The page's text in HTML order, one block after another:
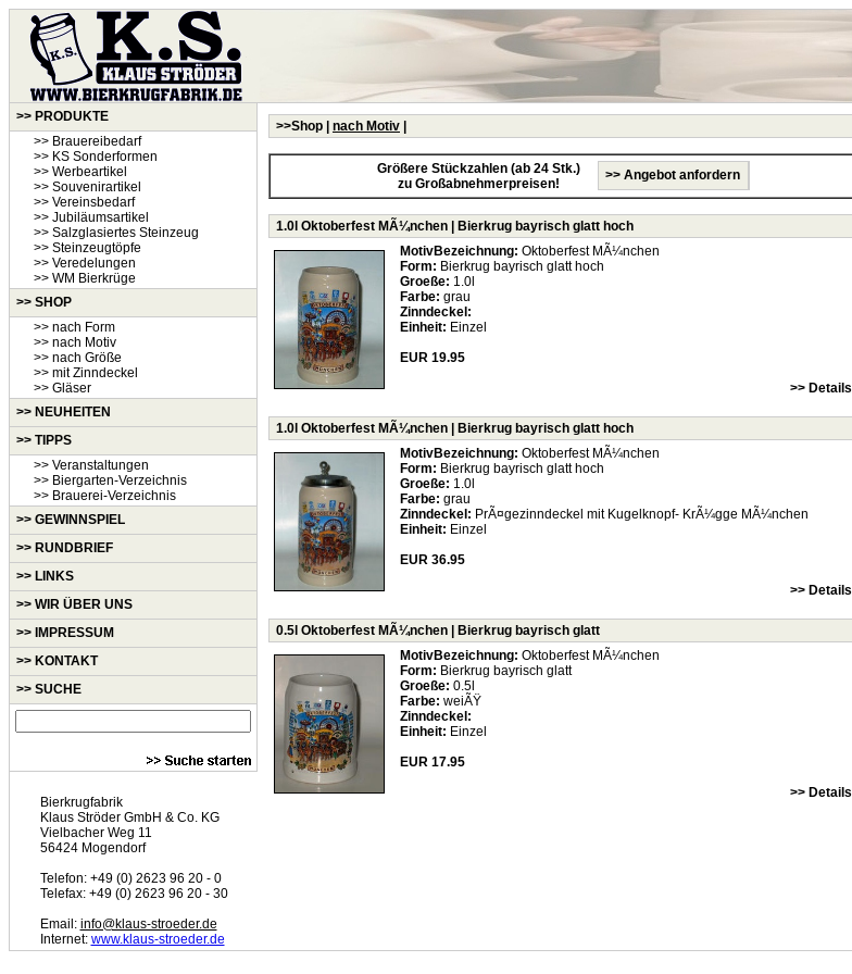
>> PRODUKTE
>> Brauereibedarf
>> KS Sonderformen
>> Werbeartikel
>> Souvenirartikel
>> Vereinsbedarf
>> Jubiläumsartikel
>> Salzglasiertes Steinzeug
>> Steinzeugtöpfe
>> Veredelungen
>> WM Bierkrüge
>> SHOP
>> nach Form
>> nach Motiv
>> nach Größe
>> mit Zinndeckel
>> Gläser
>> NEUHEITEN
>> TIPPS
>> Veranstaltungen
>> Biergarten-Verzeichnis
>> Brauerei-Verzeichnis
>> GEWINNSPIEL
>> RUNDBRIEF
>> LINKS
>> WIR ÜBER UNS
>> IMPRESSUM
>> KONTAKT
>> SUCHE
Bierkrugfabrik
Klaus Ströder GmbH & Co. KG
Vielbacher Weg 11
56424 Mogendorf
Telefon: +49 (0) 2623 96 20 - 0
Telefax: +49 (0) 2623 96 20 - 30
Email: info@klaus-stroeder.de
Internet: www.klaus-stroeder.de
>>Shop | nach Motiv
Größere Stückzahlen (ab 24 Stk.)
zu Großabnehmerpreisen!
>> Angebot anfordern
1.0l Oktoberfest MÃ¼nchen | Bierkrug bayrisch glatt hoch
MotivBezeichnung: Oktoberfest MÃ¼nchen
Form: Bierkrug bayrisch glatt hoch
Groeße: 1.0l
Farbe: grau
Zinndeckel:
Einheit: Einzel
EUR 19.95
>> Details
1.0l Oktoberfest MÃ¼nchen | Bierkrug bayrisch glatt hoch
MotivBezeichnung: Oktoberfest MÃ¼nchen
Form: Bierkrug bayrisch glatt hoch
Groeße: 1.0l
Farbe: grau
Zinndeckel: PrÃ¤gezinndeckel mit Kugelknopf- KrÃ¼gge MÃ¼nchen
Einheit: Einzel
EUR 36.95
>> Details
0.5l Oktoberfest MÃ¼nchen | Bierkrug bayrisch glatt
MotivBezeichnung: Oktoberfest MÃ¼nchen
Form: Bierkrug bayrisch glatt
Groeße: 0.5l
Farbe: weiÃŸ
Zinndeckel:
Einheit: Einzel
EUR 17.95
>> Details